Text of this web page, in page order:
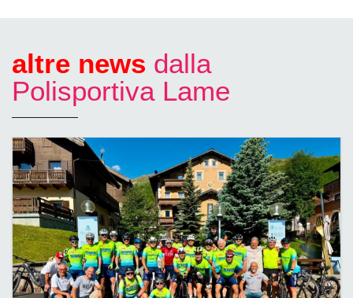
altre news dalla
Polisportiva Lame